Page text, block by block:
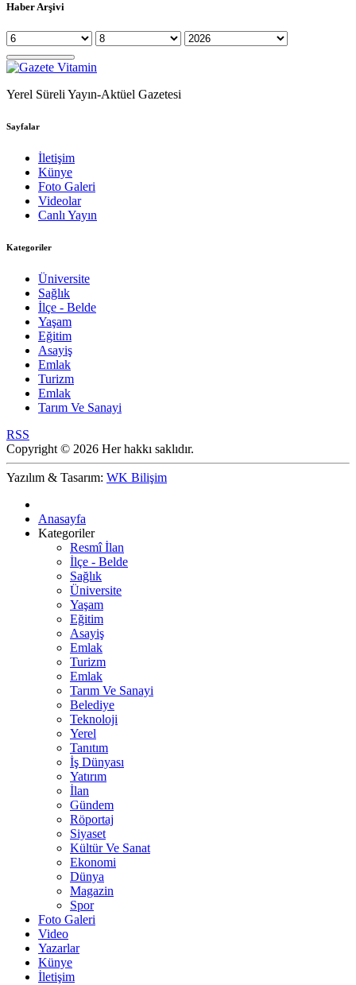
Haber Arşivi
Yerel Süreli Yayın-Aktüel Gazetesi
Sayfalar
İletişim
Künye
Foto Galeri
Videolar
Canlı Yayın
Kategoriler
Üniversite
Sağlık
İlçe - Belde
Yaşam
Eğitim
Asayiş
Emlak
Turizm
Emlak
Tarım Ve Sanayi
RSS
Copyright © 2026 Her hakkı saklıdır.
Yazılım & Tasarım: WK Bilişim
Anasayfa
Kategoriler
Resmî İlan
İlçe - Belde
Sağlık
Üniversite
Yaşam
Eğitim
Asayiş
Emlak
Turizm
Emlak
Tarım Ve Sanayi
Belediye
Teknoloji
Yerel
Tanıtım
İş Dünyası
Yatırım
İlan
Gündem
Röportaj
Siyaset
Kültür Ve Sanat
Ekonomi
Dünya
Magazin
Spor
Foto Galeri
Video
Yazarlar
Künye
İletişim